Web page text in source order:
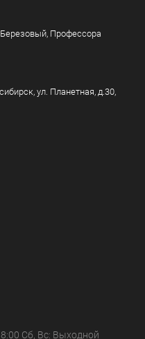
Березовый, Профессора
ул. Планетная, д.30,
Сб, Вс: Выходной